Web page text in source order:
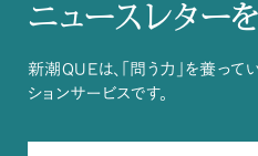
ニュースレター
新潮QUEは、「問う力」を養って
ションサービスです。